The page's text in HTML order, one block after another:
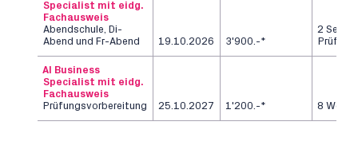
Specialist mit eidg.
Fachausweis
Abendschule, Di-
Abend und Fr-Abend
19.10.2026 3'900.-*
2
AI Business
Specialist mit eidg.
Fachausweis
Prüfungsvorbereitung
25.10.2027 1'200.-* 8